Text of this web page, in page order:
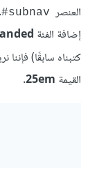
العنصر subnav
#
إضافة الفئة
كتبناه سابقًا) فإننا
القيمة 25em
.